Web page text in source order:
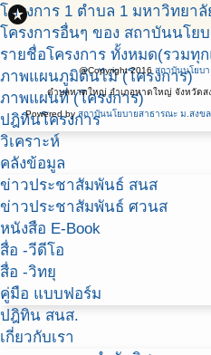
โครงการ 1 ตำบล 1 มหาวิทยาลั
โครงการอื่นๆ ของ สถาบันนโย
รายชื่อโครงการ ทั้งหมด(รวมทุ
ภาพแผนภูมิต้นไม้ (โครงการ)
ภาพแผนที่ (โครงการ)
ปฎิทินโครงการ
วิเคราะห์
คลังข้อมูล
ข่าวประชาสัมพันธ์ สนส
ข่าวประชาสัมพันธ์ ศวนส
หนังสือ E-Book
สื่อ -วีดีโอ
สื่อ -วิทยุ
คู่มือ แบบฟอร์ม
ปฎิทิน สนส.
เกี่ยวกับเรา
stars
@Copyright 2016 สถาบันนโยบ
ตำบลหาดใหญ่ อำเภอหาดใหญ่ จังหวัดส
Powered by สถาบันนโยบายสาธารณะ ม.สงข